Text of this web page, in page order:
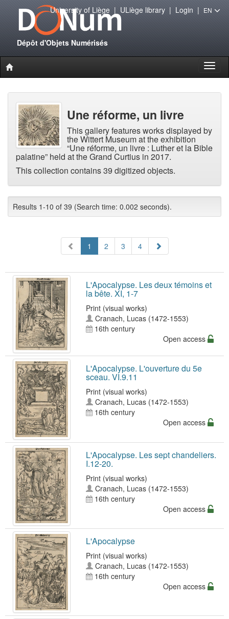
Dépôt d'Objets Numérisés
University of Liège| ULiège library| Login | EN
Une réforme, un livre
This gallery features works displayed by
the Wittert Museum at the exhibition
“Une réforme, un livre : Luther et la Bible
palatine” held at the Grand Curtius in 2017.
This collection contains 39 digitized objects.
Results 1-10 of 39 (Search time: 0.002 seconds).
1 2 3 4
L'Apocalypse. Les deux témoins et
la bête. XI, 1-7
Print (visual works)
Cranach, Lucas (1472-1553)
16th century
Open access
L'Apocalypse. L'ouverture du 5e
sceau. VI.9.11
Print (visual works)
Cranach, Lucas (1472-1553)
16th century
Open access
L'Apocalypse. Les sept chandeliers.
I.12-20.
Print (visual works)
Cranach, Lucas (1472-1553)
16th century
Open access
L'Apocalypse
Print (visual works)
Cranach, Lucas (1472-1553)
16th century
Open access